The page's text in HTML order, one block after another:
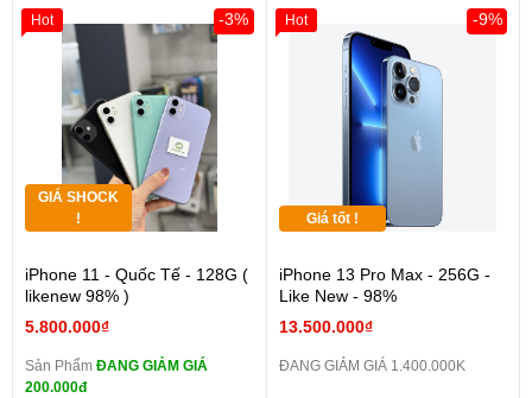
GIÁ SHOCK
!
iPhone 11 - Quốc Tế - 128G (
likenew 98% )
5.800.000₫
-3%
Sản Phẩm ĐANG GIẢM GIÁ
200.000đ
Hot
Giá tốt !
iPhone 13 Pro Max - 256G -
Like New - 98%
13.500.000₫
-9%
ĐANG GIẢM GIÁ 1.400.000K
Hot